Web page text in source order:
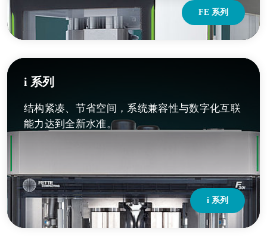
FE 系列
i 系列
结构紧凑、节省空间，系统兼容性与数字化互联
能力达到全新水准。
i 系列